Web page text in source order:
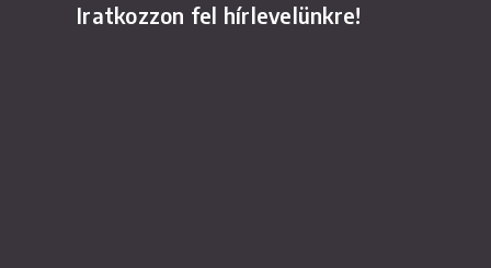
Iratkozzon fel hírlevelünkre!